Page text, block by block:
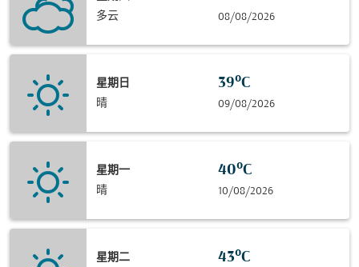
多云
08/08/2026
星期日
晴
39°C
09/08/2026
星期一
晴
40°C
10/08/2026
星期二
43°C